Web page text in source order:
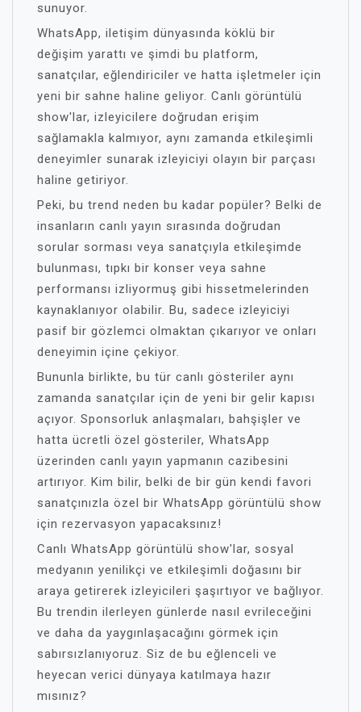
sunuyor.
WhatsApp, iletişim dünyasında köklü bir
değişim yarattı ve şimdi bu platform,
sanatçılar, eğlendiriciler ve hatta işletmeler için
yeni bir sahne haline geliyor. Canlı görüntülü
show'lar, izleyicilere doğrudan erişim
sağlamakla kalmıyor, aynı zamanda etkileşimli
deneyimler sunarak izleyiciyi olayın bir parçası
haline getiriyor.
Peki, bu trend neden bu kadar popüler? Belki de
insanların canlı yayın sırasında doğrudan
sorular sorması veya sanatçıyla etkileşimde
bulunması, tıpkı bir konser veya sahne
performansı izliyormuş gibi hissetmelerinden
kaynaklanıyor olabilir. Bu, sadece izleyiciyi
pasif bir gözlemci olmaktan çıkarıyor ve onları
deneyimin içine çekiyor.
Bununla birlikte, bu tür canlı gösteriler aynı
zamanda sanatçılar için de yeni bir gelir kapısı
açıyor. Sponsorluk anlaşmaları, bahşişler ve
hatta ücretli özel gösteriler, WhatsApp
üzerinden canlı yayın yapmanın cazibesini
artırıyor. Kim bilir, belki de bir gün kendi favori
sanatçınızla özel bir WhatsApp görüntülü show
için rezervasyon yapacaksınız!
Canlı WhatsApp görüntülü show'lar, sosyal
medyanın yenilikçi ve etkileşimli doğasını bir
araya getirerek izleyicileri şaşırtıyor ve bağlıyor.
Bu trendin ilerleyen günlerde nasıl evrileceğini
ve daha da yaygınlaşacağını görmek için
sabırsızlanıyoruz. Siz de bu eğlenceli ve
heyecan verici dünyaya katılmaya hazır
mısınız?